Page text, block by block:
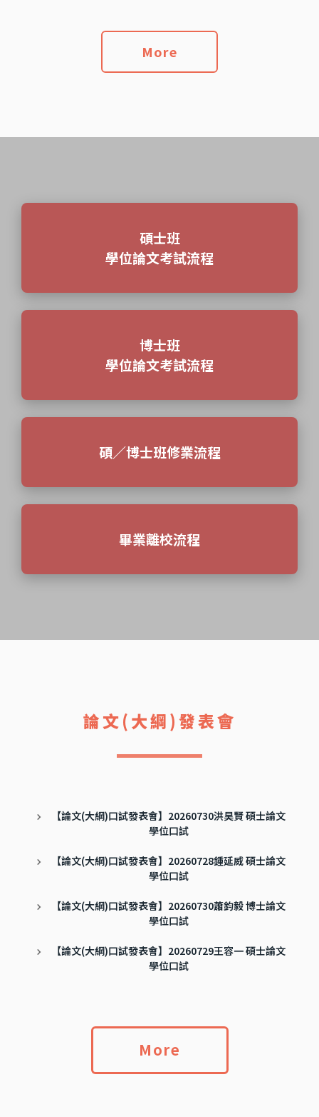
More
碩士班
學位論文考試流程
博士班
學位論文考試流程
碩／博士班修業流程
畢業離校流程
論文(大綱)發表會
【論文(大綱)口試發表會】20260730洪昊賢 碩士論文
學位口試
【論文(大綱)口試發表會】20260728鍾延威 碩士論文
學位口試
【論文(大綱)口試發表會】20260730蕭鈞毅 博士論文
學位口試
【論文(大綱)口試發表會】20260729王容一 碩士論文
學位口試
More